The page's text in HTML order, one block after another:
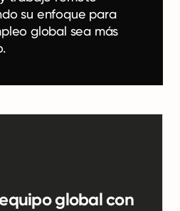
su enfoque para
global sea más
global con